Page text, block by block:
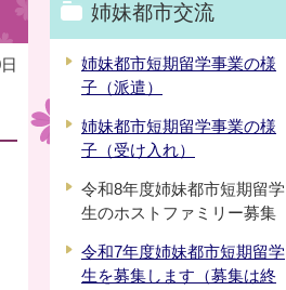
姉妹都市交流
姉妹都市短期留学事業の様
子（派遣）
姉妹都市短期留学事業の様
子（受け入れ）
令和8年度姉妹都市短期留学
生のホストファミリー募集
令和7年度姉妹都市短期留学
生を募集します（募集は終